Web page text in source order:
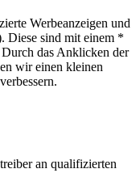
Werbeanzeigen und
Diese sind mit einem *
das Anklicken der
wir einen kleinen
an qualifizierten